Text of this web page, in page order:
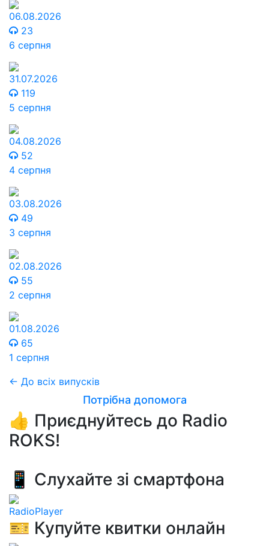
06.08.2026
23
6 серпня
31.07.2026
119
5 серпня
04.08.2026
52
4 серпня
03.08.2026
49
3 серпня
02.08.2026
55
2 серпня
01.08.2026
65
1 серпня
← До всіх випусків
Потрібна допомога
👍 Приєднуйтесь до Radio
ROKS!
📱 Слухайте зі смартфона
RadioPlayer
🎫 Купуйте квитки онлайн